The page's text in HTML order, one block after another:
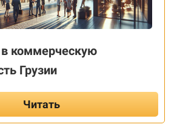
коммерческую
Грузии
Читать